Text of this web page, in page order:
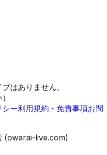
はありません。
シー利用規約・免責事項お問
(owarai-live.com)